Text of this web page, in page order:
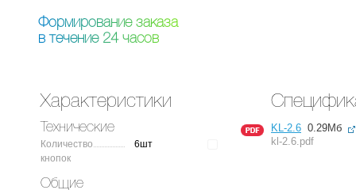
Формирование заказа
в течение 24 часов
Характеристики
Технические
Количество
кнопок
6шт
Общие
KL-2.6 0.29Мб
kl-2.6.pdf